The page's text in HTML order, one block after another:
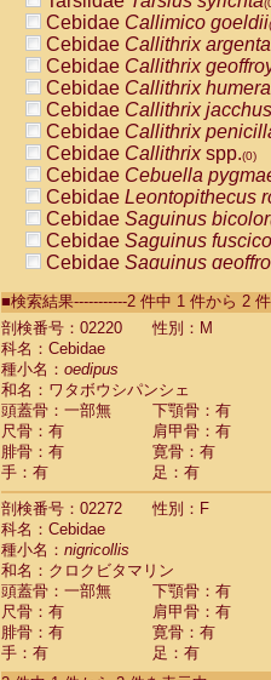
Cebidae Callimico goeldii
Cebidae Callithrix
Cebidae Callithrix
Cebidae Callithrix
Cebidae Callithrix jacchus
Cebidae Callithrix
Cebidae Callithrixspp.(0)
Cebidae Cebuella
Cebidae Leontopithecus
Cebidae Saguinus bicolor
Cebidae Saguinus
Cebidae Saguinus
CebidaeSaguinus
Cebidae Saguinus
Cebidae
Cebidae
CebidaeSaguinus
Cebidae Saguinus oedipus
Cebidae Saguinus
Cebidae Saguinusspp.
Cebidae Aotus trivirgatus
Cebidae Cebus albifrons
Cebidae
CebidaeCebus capucinus
CebidaeCebus
Cebidae Cebusspp.(0)
Cebidae Saimiri boliviensis
Cebidae Saimiri sciureus
Atelidae Alouatta caraya
■検索結果-----------2 件中 1 件から 2
剖検番号：02220
性別：M
科名：Cebidae
種小名： oedipus
和名：ワタボウシパンシェ
頭蓋骨：一部無
下顎骨：有
尺骨：有
肩甲骨：有
腓骨：有
寛骨：有
手：有
足：有
剖検番号：02272
性別：F
科名：Cebidae
種小名： nigricollis
和名：クロクビタマリン
頭蓋骨：一部無
下顎骨：有
尺骨：有
肩甲骨：有
腓骨：有
寛骨：有
手：有
足：有